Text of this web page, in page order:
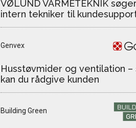
VØLUND VARMETEKNIK søger
intern tekniker til
Genvex
Husstøvmider og ventilation –
kan du rådgive kunden
Building Green